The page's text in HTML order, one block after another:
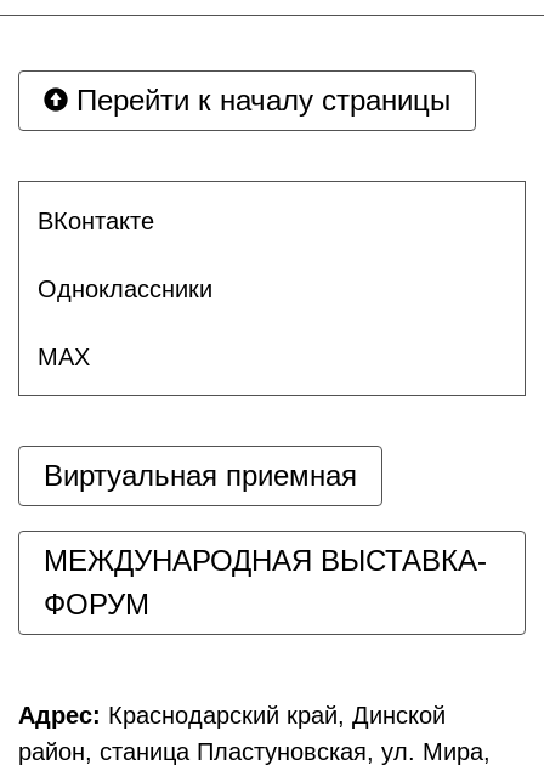
Перейти к началу страницы
ВКонтакте
Одноклассники
MAX
Виртуальная приемная
МЕЖДУНАРОДНАЯ ВЫСТАВКА-
ФОРУМ
Адрес: Краснодарский край, Динской
район, станица Пластуновская, ул. Мира,